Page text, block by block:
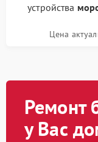
устройства
Цена
Ремонт
у Вас